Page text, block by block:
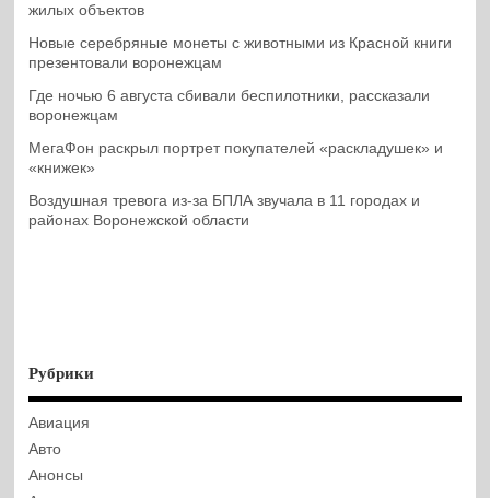
жилых объектов
Новые серебряные монеты с животными из Красной книги
презентовали воронежцам
Где ночью 6 августа сбивали беспилотники, рассказали
воронежцам
МегаФон раскрыл портрет покупателей «раскладушек» и
«книжек»
Воздушная тревога из-за БПЛА звучала в 11 городах и
районах Воронежской области
Рубрики
Авиация
Авто
Анонсы